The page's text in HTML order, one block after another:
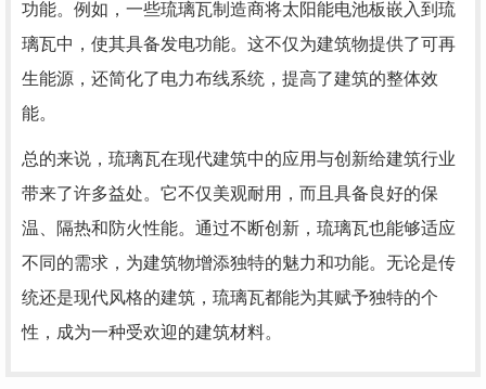
功能。例如，一些琉璃瓦制造商将太阳能电池板嵌入到琉
璃瓦中，使其具备发电功能。这不仅为建筑物提供了可再
生能源，还简化了电力布线系统，提高了建筑的整体效
能。
总的来说，琉璃瓦在现代建筑中的应用与创新给建筑行业
带来了许多益处。它不仅美观耐用，而且具备良好的保
温、隔热和防火性能。通过不断创新，琉璃瓦也能够适应
不同的需求，为建筑物增添独特的魅力和功能。无论是传
统还是现代风格的建筑，琉璃瓦都能为其赋予独特的个
性，成为一种受欢迎的建筑材料。